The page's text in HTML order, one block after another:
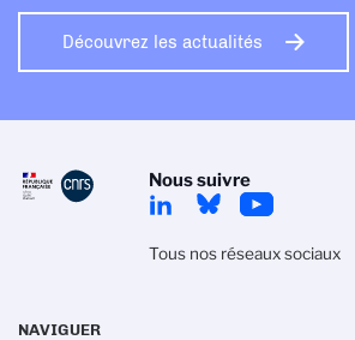
Découvrez les actualités
Nous suivre
Tous nos réseaux sociaux
NAVIGUER